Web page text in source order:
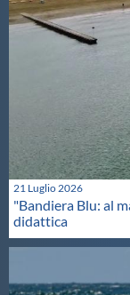
21 Luglio 2026
"Bandiera Blu: al
didattica